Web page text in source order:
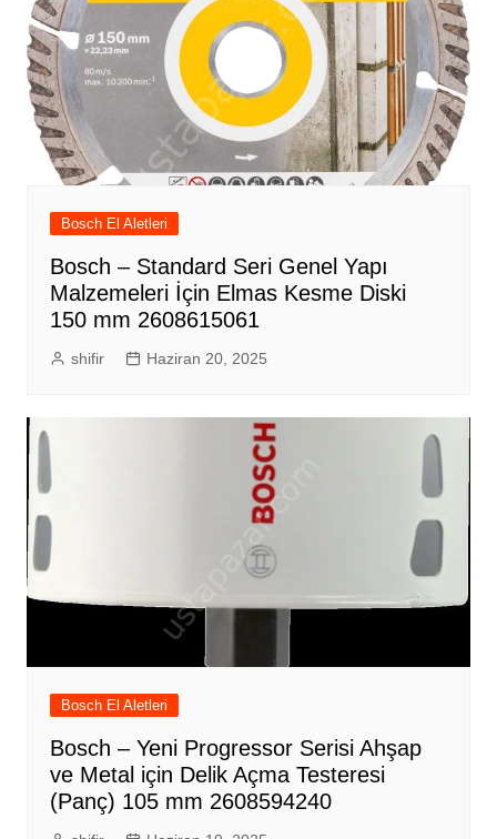
Bosch El Aletleri
Bosch – Standard Seri Genel Yapı
Malzemeleri İçin Elmas Kesme Diski
150 mm 2608615061
shifir Haziran 20, 2025
Bosch El Aletleri
Bosch – Yeni Progressor Serisi Ahşap
ve Metal için Delik Açma Testeresi
(Panç) 105 mm 2608594240